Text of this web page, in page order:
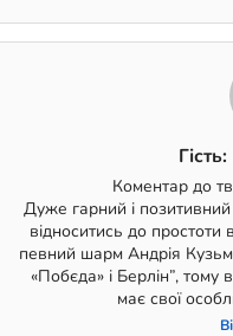
Гість:
Коментар до
Дуже гарний і
відноситись до
певний шарм Андрія
«Побєда» і Берлін”, тому
має свої